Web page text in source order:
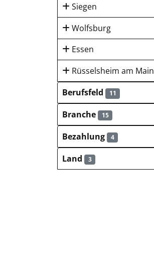
Siegen
Wolfsburg
Essen
Rüsselsheim am Main
Berufsfeld
11
Branche 15
Bezahlung 4
Land 3